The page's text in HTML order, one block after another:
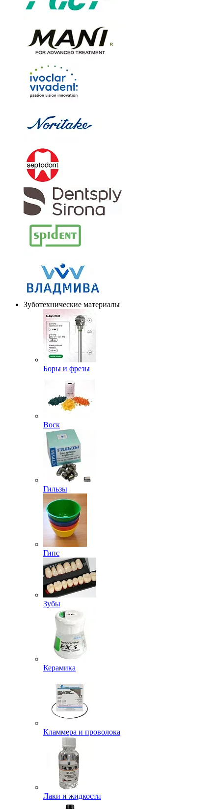
Зуботехнические материалы
Боры и фрезы
Воск
Гильзы
Гипс
Зубы
Керамика
Кламмера и проволока
Лаки и жидкости